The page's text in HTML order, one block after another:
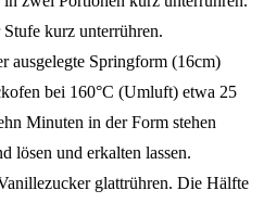
kurz unterrühren.
ausgelegte Springform (16cm)
bei 160°C (Umluft) etwa 25
Minuten in der Form stehen
lösen und erkalten lassen.
glattrühren. Die Hälfte